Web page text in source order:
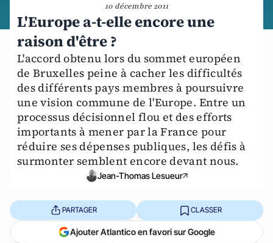
10 décembre 2011
L'Europe a-t-elle encore une
raison d'être ?
L'accord obtenu lors du sommet européen
de Bruxelles peine à cacher les difficultés
des différents pays membres à poursuivre
une vision commune de l'Europe. Entre un
processus décisionnel flou et des efforts
importants à mener par la France pour
réduire ses dépenses publiques, les défis à
surmonter semblent encore devant nous.
Jean-Thomas Lesueur
PARTAGER CLASSER
Ajouter Atlantico en favori sur Google